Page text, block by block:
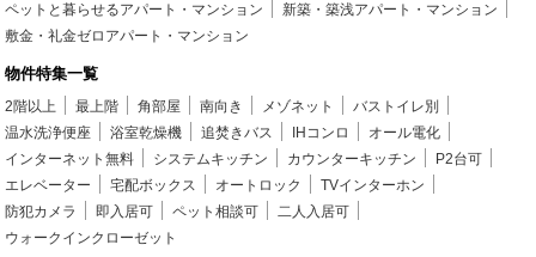
ペットと暮らせるアパート・マンション
新築・築浅アパート・マンション
敷金・礼金ゼロアパート・マンション
物件特集一覧
2階以上 最上階 角部屋 南向き メゾネット
バストイレ別
温水洗浄便座
浴室乾燥機 追焚きバス IHコンロ
オール電化
インターネット無料
システムキッチン カウンターキッチン
P2台可
エレベーター
宅配ボックス オートロック
TVインターホン
防犯カメラ
即入居可 ペット相談可
二人入居可
ウォークインクローゼット